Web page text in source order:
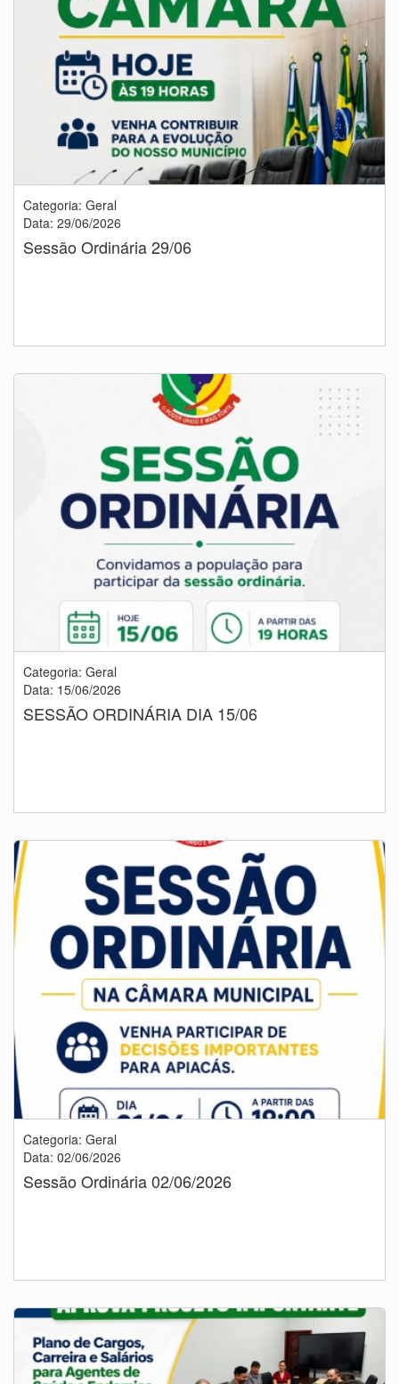
Categoria: Geral
Data: 29/06/2026
Sessão Ordinária 29/06
Categoria: Geral
Data: 15/06/2026
SESSÃO ORDINÁRIA DIA 15/06
Categoria: Geral
Data: 02/06/2026
Sessão Ordinária 02/06/2026